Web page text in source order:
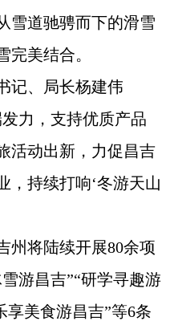
雪道驰骋而下的滑雪
完美结合。
、局长杨建伟
力，支持优质产品
活动出新，力促昌吉
，持续打响‘冬游天山
将陆续开展80余项
游昌吉”“研学寻趣游
享美食游昌吉”等6条